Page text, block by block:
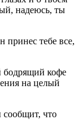
надеюсь, ты
принес тебе все,
бодрящий кофе
на целый
сообщит, что